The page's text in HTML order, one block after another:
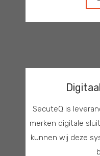
SecuteQ is
merken digitale
kunnen wij deze